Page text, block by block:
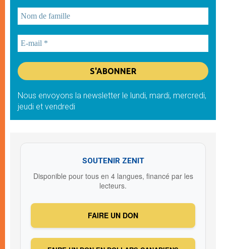
Nous envoyons la newsletter le lundi, mardi, mercredi,
jeudi et vendredi
SOUTENIR ZENIT
Disponible pour tous en 4 langues, financé par les
lecteurs.
FAIRE UN DON